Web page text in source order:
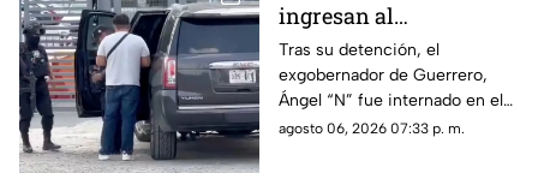
ingresan al
exgobernador Ángel
"N" al penal del
Altiplano
Tras su detención, el
exgobernador de Guerrero,
Ángel “N” fue internado en el
penal del Altiplano; esto es lo
agosto 06, 2026 07:33 p. m.